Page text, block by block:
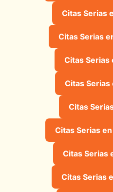
Citas Serias
Citas Serias
Citas
Citas
Citas
Citas Serias
Citas Serias
Citas Serias